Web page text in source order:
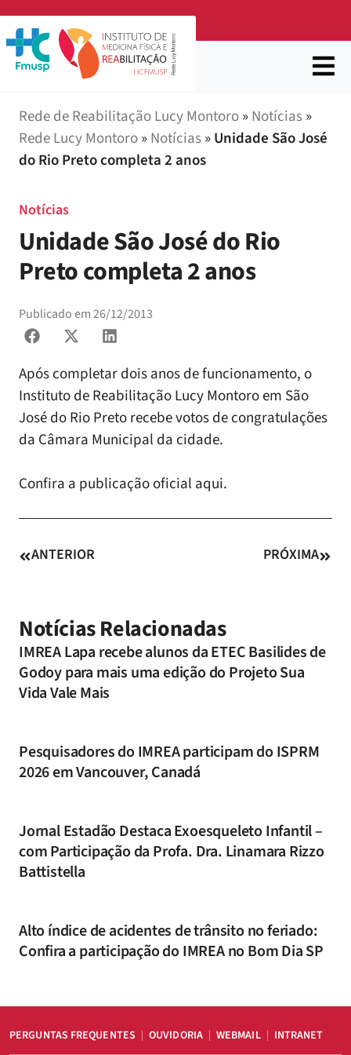
Rede de Reabilitação Lucy Montoro»Notícias»
Rede Lucy Montoro»Notícias»Unidade São José
do Rio Preto completa 2 anos
Notícias
Unidade São José do Rio
Preto completa 2 anos
Publicado em26/12/2013
Após completar dois anos de funcionamento, o
Instituto de Reabilitação Lucy Montoro em São
José do Rio Preto recebe votos de congratulações
da Câmara Municipal da cidade.
Confira a publicação oficial aqui.
ANTERIOR PRÓXIMA
Notícias Relacionadas
IMREA Lapa recebe alunos da ETEC Basilides de
Godoy para mais uma edição do Projeto Sua
Vida Vale Mais
Pesquisadores do IMREA participam do ISPRM
2026 em Vancouver, Canadá
Jornal Estadão Destaca Exoesqueleto Infantil –
com Participação da Profa. Dra. Linamara Rizzo
Battistella
Alto índice de acidentes de trânsito no feriado:
Confira a participação do IMREA no Bom Dia SP
PERGUNTAS FREQUENTES OUVIDORIA WEBMAIL INTRANET